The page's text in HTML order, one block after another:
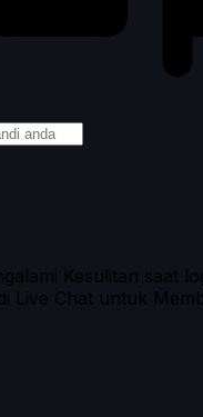
Kesulitan saat
Live Chat untuk